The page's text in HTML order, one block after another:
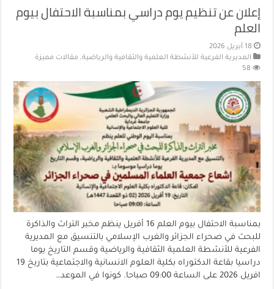
إعلان عن تنظيم يوم دراسي بمناسبة الاحتفال بيوم
العلم
18 أبريل 2026
المديرية الفرعية للأنشطة العلمية والثقافية والرياضية, مقالات مميزة
58
بمناسبة الاحتفال بيوم العلم 16 أفريل ينظم مخبر التراث والذاكرة
للبحث في صحراء الجزائر والغرب الإسلامي بالتنسيق مع المديرية
الفرعية للأنشطة العلمية الثقافية والرياضية وقسم التاريخ يوما
دراسيا بقاعة الدكتوراه بكلية العلوم الانسانية والاجتماعية بتاريخ 19
افريل 2026 على الساعة 09:00 صباحا. كونوا في الموعد…